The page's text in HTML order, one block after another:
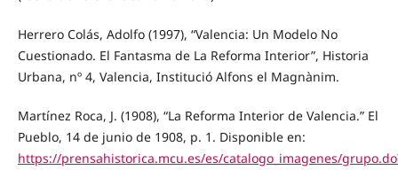
Herrero Colás, Adolfo (1997), “Valencia: Un Modelo No
Cuestionado. El Fantasma de La Reforma Interior”, Historia
Urbana, nº 4, Valencia, Institució Alfons el Magnànim.
Martínez Roca, J. (1908), “La Reforma Interior de Valencia.” El
Pueblo, 14 de junio de 1908, p. 1. Disponible en:
https://prensahistorica.mcu.es/es/catalogo_imagenes/